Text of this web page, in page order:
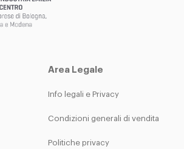
Area Legale
Info legali e Privacy
Condizioni generali di vendita
Politiche privacy